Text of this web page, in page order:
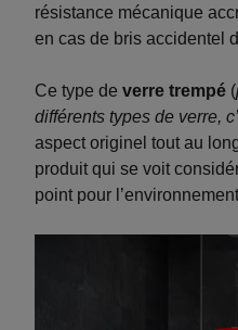
résistance mécanique
en cas de bris accidentel
Ce type de verre trempé (
différents types de verre,
aspect originel tout au
produit qui se voit
point pour